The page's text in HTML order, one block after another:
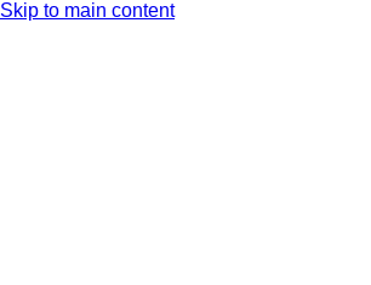
Skip to main content